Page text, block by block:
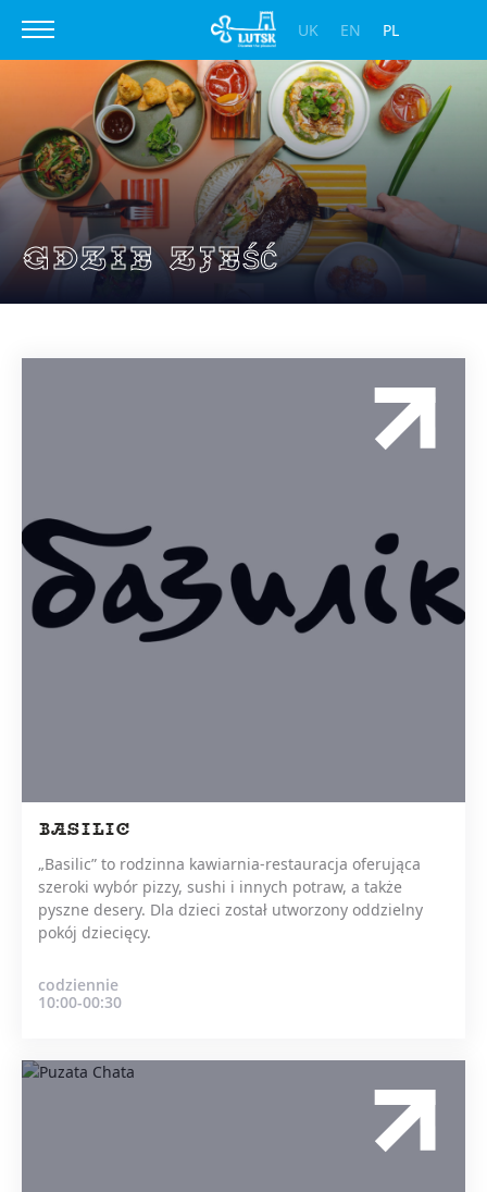
UK EN PL
Gdzie zjeść
BASILIC
„Basilic” to rodzinna kawiarnia-restauracja oferująca
szeroki wybór pizzy, sushi i innych potraw, a także
pyszne desery. Dla dzieci został utworzony oddzielny
pokój dziecięcy.
codziennie
10:00-00:30